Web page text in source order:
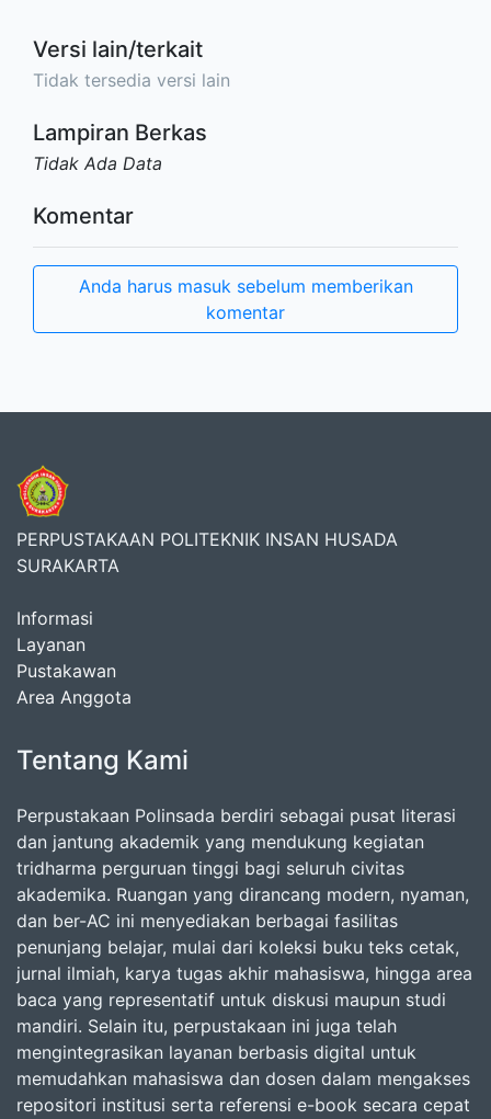
Versi lain/terkait
Tidak tersedia versi lain
Lampiran Berkas
Tidak Ada Data
Komentar
Anda harus masuk sebelum memberikan
komentar
PERPUSTAKAAN POLITEKNIK INSAN HUSADA
SURAKARTA
Informasi
Layanan
Pustakawan
Area Anggota
Tentang Kami
Perpustakaan Polinsada berdiri sebagai pusat literasi
dan jantung akademik yang mendukung kegiatan
tridharma perguruan tinggi bagi seluruh civitas
akademika. Ruangan yang dirancang modern, nyaman,
dan ber-AC ini menyediakan berbagai fasilitas
penunjang belajar, mulai dari koleksi buku teks cetak,
jurnal ilmiah, karya tugas akhir mahasiswa, hingga area
baca yang representatif untuk diskusi maupun studi
mandiri. Selain itu, perpustakaan ini juga telah
mengintegrasikan layanan berbasis digital untuk
memudahkan mahasiswa dan dosen dalam mengakses
repositori institusi serta referensi e-book secara cepat